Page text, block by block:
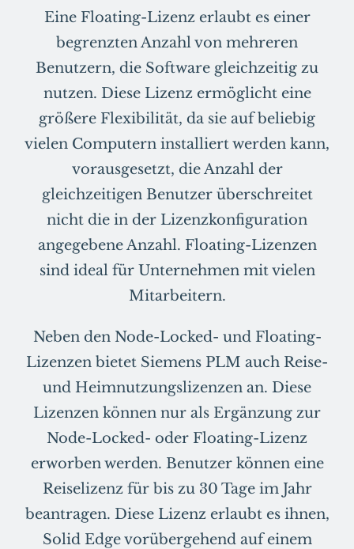
Eine Floating-Lizenz erlaubt es einer
begrenzten Anzahl von mehreren
Benutzern, die Software gleichzeitig zu
nutzen. Diese Lizenz ermöglicht eine
größere Flexibilität, da sie auf beliebig
vielen Computern installiert werden kann,
vorausgesetzt, die Anzahl der
gleichzeitigen Benutzer überschreitet
nicht die in der Lizenzkonfiguration
angegebene Anzahl. Floating-Lizenzen
sind ideal für Unternehmen mit vielen
Mitarbeitern.
Neben den Node-Locked- und Floating-
Lizenzen bietet Siemens PLM auch Reise-
und Heimnutzungslizenzen an. Diese
Lizenzen können nur als Ergänzung zur
Node-Locked- oder Floating-Lizenz
erworben werden. Benutzer können eine
Reiselizenz für bis zu 30 Tage im Jahr
beantragen. Diese Lizenz erlaubt es ihnen,
Solid Edge vorübergehend auf einem